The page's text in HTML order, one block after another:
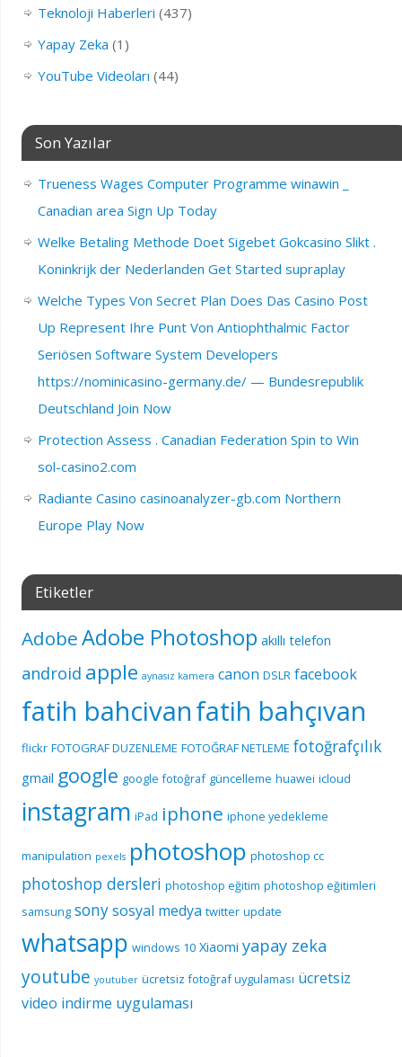
Teknoloji Haberleri (437)
Yapay Zeka (1)
YouTube Videoları (44)
Son Yazılar
Trueness Wages Computer Programme winawin _
Canadian area Sign Up Today
Welke Betaling Methode Doet Sigebet Gokcasino Slikt .
Koninkrijk der Nederlanden Get Started supraplay
Welche Types Von Secret Plan Does Das Casino Post
Up Represent Ihre Punt Von Antiophthalmic Factor
Seriösen Software System Developers
https://nominicasino-germany.de/ — Bundesrepublik
Deutschland Join Now
Protection Assess . Canadian Federation Spin to Win
sol-casino2.com
Radiante Casino casinoanalyzer-gb.com Northern
Europe Play Now
Etiketler
AdobeAdobe Photoshop akıllı telefon
android apple aynasız kamera canon DSLR facebook
fatih bahcivanfatih bahçıvan
flickr FOTOGRAF DUZENLEME FOTOĞRAF NETLEME fotoğrafçılık
gmail google google fotoğraf güncelleme huawei icloud
instagram iPad iphone iphone yedekleme
manipulation pexels photoshop photoshop cc
photoshop dersleri photoshop eğitim photoshop eğitimleri
samsung sony sosyal medya twitter update
whatsapp windows 10 Xiaomi yapay zeka
youtube youtuber ücretsiz fotoğraf uygulaması ücretsiz
video indirme uygulaması